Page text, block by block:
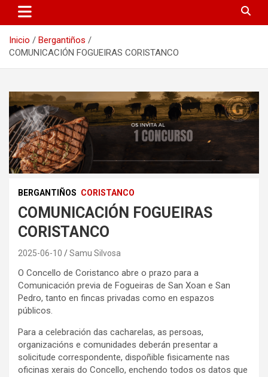
Inicio
Bergantiños
COMUNICACIÓN FOGUEIRAS CORISTANCO
BERGANTIÑOS CORISTANCO
COMUNICACIÓN FOGUEIRAS
CORISTANCO
2025-06-10 Samu Silvosa
O Concello de Coristanco abre o prazo para a
Comunicación previa de Fogueiras de San Xoan e San
Pedro, tanto en fincas privadas como en espazos
públicos.
Para a celebración das cacharelas, as persoas,
organizacións e comunidades deberán presentar a
solicitude correspondente, dispoñible fisicamente nas
oficinas xerais do Concello, enchendo todos os datos que